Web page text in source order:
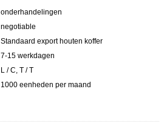
onderhandelingen
negotiable
Standaard export houten koffer
7-15 werkdagen
L / C, T / T
1000 eenheden per maand